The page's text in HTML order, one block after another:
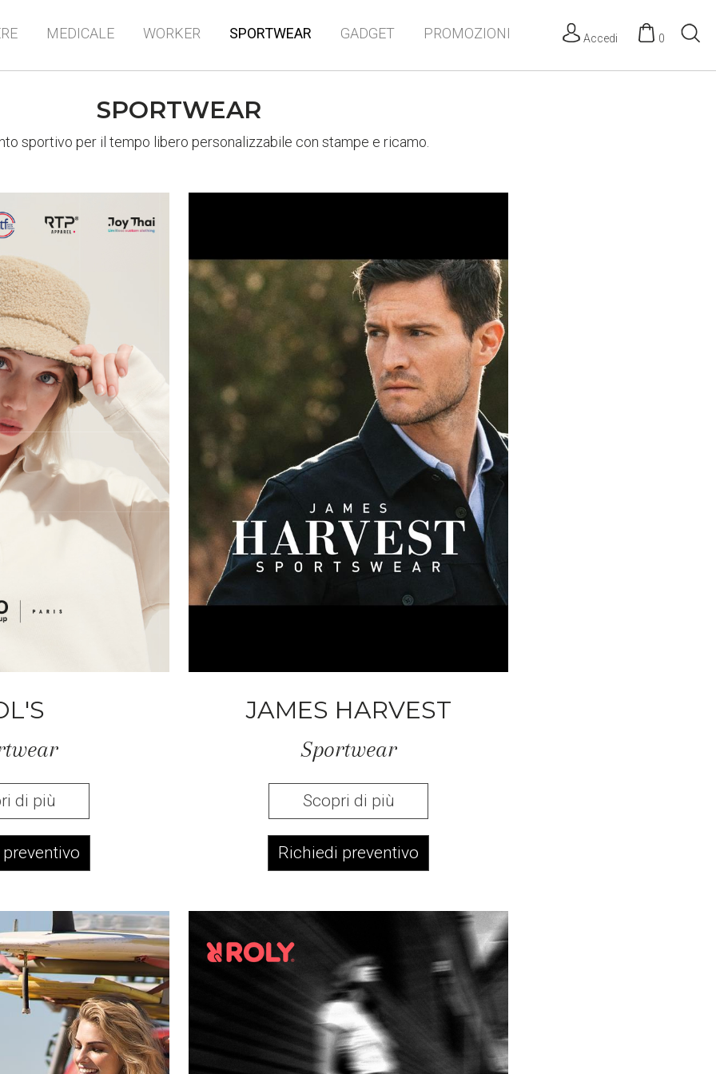
MEDICALE WORKER SPORTWEAR GADGET PROMOZIONI Accedi 0
SPORTWEAR
sportivo per il tempo libero personalizzabile con stampe e ricamo.
di più
JAMES HARVEST
Sportwear
Scopri di più
Richiedi preventivo